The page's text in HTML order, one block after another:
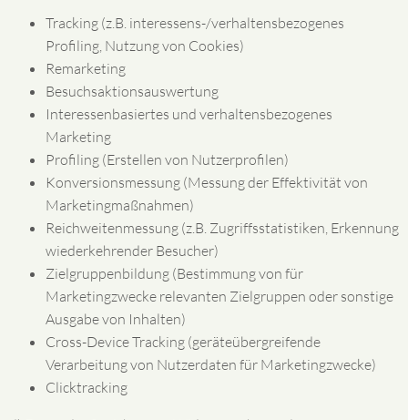
Tracking (z.B. interessens-/verhaltensbezogenes
Profiling, Nutzung von Cookies)
Remarketing
Besuchsaktionsauswertung
Interessenbasiertes und verhaltensbezogenes
Marketing
Profiling (Erstellen von Nutzerprofilen)
Konversionsmessung (Messung der Effektivität von
Marketingmaßnahmen)
Reichweitenmessung (z.B. Zugriffsstatistiken, Erkennung
wiederkehrender Besucher)
Zielgruppenbildung (Bestimmung von für
Marketingzwecke relevanten Zielgruppen oder sonstige
Ausgabe von Inhalten)
Cross-Device Tracking (geräteübergreifende
Verarbeitung von Nutzerdaten für Marketingzwecke)
Clicktracking